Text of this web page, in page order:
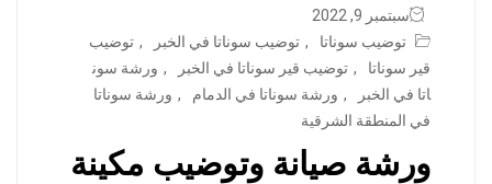
سبتمبر 9, 2022
توضيب سوناتا
, توضيب سوناتا في الخبر , توضيب
قير سوناتا
, توضيب قير سوناتا في الخبر , ورشة سون
اتا في الخبر
, ورشة سوناتا في الدمام , ورشة سوناتا
في المنطقة الشرقية
ورشة صيانة وتوضيب مكينة